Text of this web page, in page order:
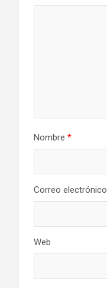
Nombre *
Correo electrónico
Web